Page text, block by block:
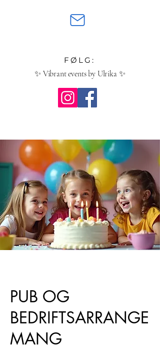
✨ Vibrant events by Ulrika ✨
FØLG:
PUB OG
BEDRIFTSARRANGE
MANG